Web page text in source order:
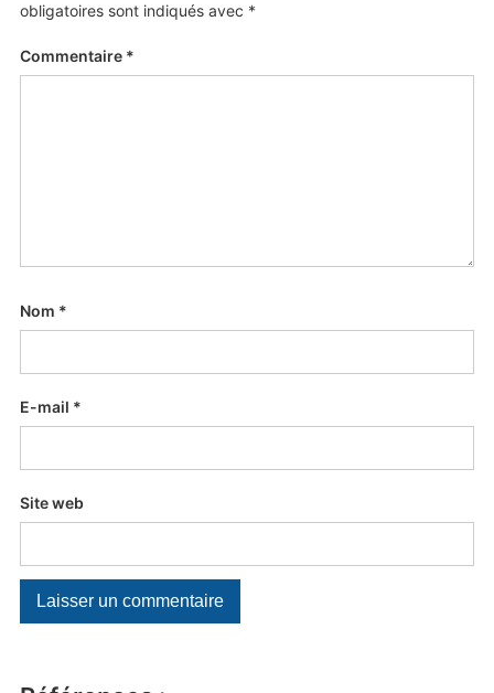
obligatoires sont indiqués avec *
Commentaire *
Nom *
E-mail *
Site web